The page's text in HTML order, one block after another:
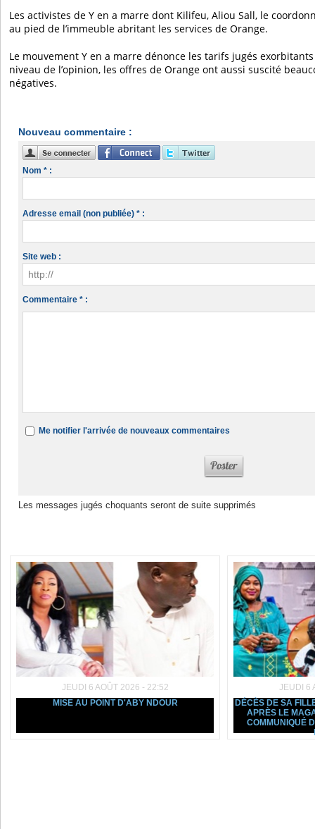
Les activistes de Y en a marre dont Kilifeu, Aliou Sall, le
au pied de l’immeuble abritant les services de Orange.
Le mouvement Y en a marre dénonce les tarifs jugés
niveau de l’opinion, les offres de Orange ont aussi suscité
négatives.
Nouveau commentaire :
Nom * :
Adresse email (non publiée) * :
Site web :
Commentaire * :
Me notifier l'arrivée de nouveaux commentaires
Les messages jugés choquants seront de suite supprimés
JEUDI 6 AOÛT 2026 - 22:52
MISE AU POINT D'ABY NDOUR
JEUDI 6
DÉCÈS DE SA
APRÈS LE
COMMUNIQUÉ